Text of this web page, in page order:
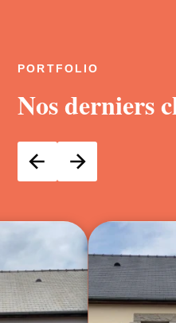
PORTFOLIO
Nos derniers